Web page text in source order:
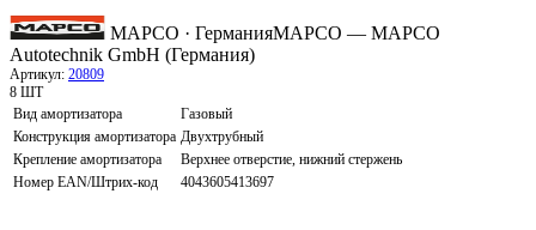
MAPCO · ГерманияMAPCO — MAPCO
Autotechnik GmbH (Германия)
Артикул: 20809
8 ШТ
Вид амортизатора
Газовый
Конструкция амортизатора Двухтрубный
Крепление амортизатора
Верхнее отверстие, нижний стержень
Номер EAN/Штрих-код
4043605413697